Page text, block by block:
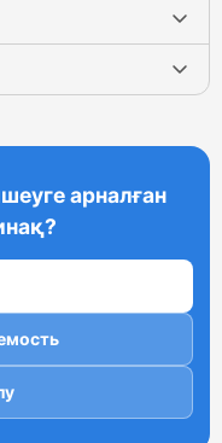
арналған